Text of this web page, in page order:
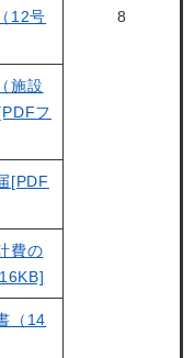
8
12号
施設
フ
[PDF
費の
（14